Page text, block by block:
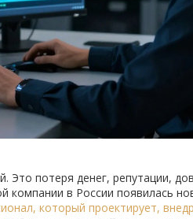
Это потеря денег, репутации,
компании в России появилась
который проектирует,